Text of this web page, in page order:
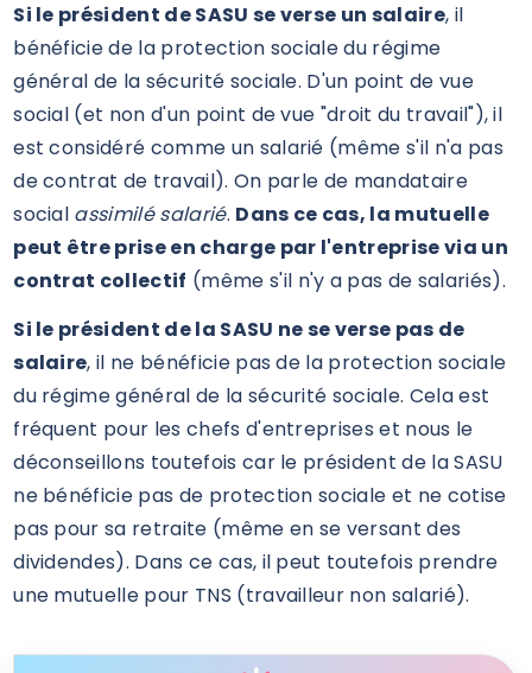
Si le président de SASU se verse un salaire, il
bénéficie de la protection sociale du régime
général de la sécurité sociale. D'un point de vue
social (et non d'un point de vue "droit du travail"), il
est considéré comme un salarié (même s'il n'a pas
de contrat de travail). On parle de mandataire
social assimilé salarié. Dans ce cas, la mutuelle
peut être prise en charge par l'entreprise via un
contrat collectif (même s'il n'y a pas de salariés).
Si le président de la SASU ne se verse pas de
salaire, il ne bénéficie pas de la protection sociale
du régime général de la sécurité sociale. Cela est
fréquent pour les chefs d'entreprises et nous le
déconseillons toutefois car le président de la SASU
ne bénéficie pas de protection sociale et ne cotise
pas pour sa retraite (même en se versant des
dividendes). Dans ce cas, il peut toutefois prendre
une mutuelle pour TNS (travailleur non salarié).